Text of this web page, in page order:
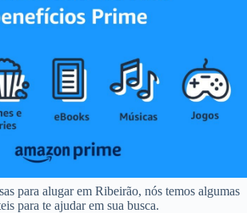
para alugar em Ribeirão, nós temos algumas
para te ajudar em sua busca.